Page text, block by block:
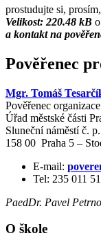
prostudujte si,
Velikost: 220.48 kB o
a kontakt na
Pověřenec
Mgr. Tomáš
Pověřenec organizace
Úřad městské části
Sluneční náměstí č.
158 00 Praha 5 –
E-mail:
Tel: 235 011
PaedDr. Pavel
O škole